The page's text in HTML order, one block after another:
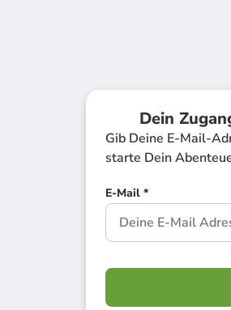
Dein
Gib Deine E-Mail-
starte Dein
E-Mail *